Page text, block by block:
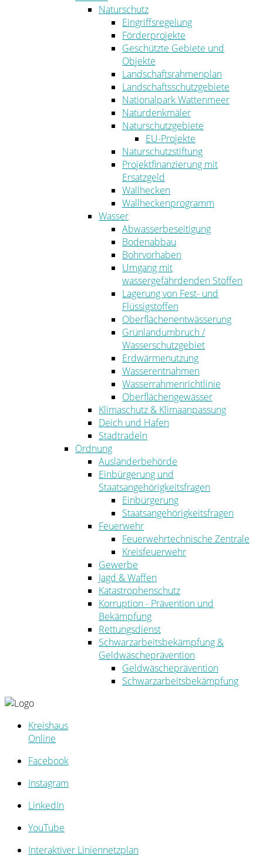
Naturschutz
Eingriffsregelung
Förderprojekte
Geschützte Gebiete und
Objekte
Landschaftsrahmenplan
Landschaftsschutzgebiete
Nationalpark Wattenmeer
Naturdenkmäler
Naturschutzgebiete
EU-Projekte
Naturschutzstiftung
Projektfinanzierung mit
Ersatzgeld
Wallhecken
Wallheckenprogramm
Wasser
Abwasserbeseitigung
Bodenabbau
Bohrvorhaben
Umgang mit
wassergefährdenden Stoffen
Lagerung von Fest- und
Flüssigstoffen
Oberflächenentwässerung
Grünlandumbruch /
Wasserschutzgebiet
Erdwärmenutzung
Wasserentnahmen
Wasserrahmenrichtlinie
Oberflächengewässer
Klimaschutz & Klimaanpassung
Deich und Hafen
Stadtradeln
Ordnung
Ausländerbehörde
Einbürgerung und
Staatsangehörigkeitsfragen
Einbürgerung
Staatsangehörigkeitsfragen
Feuerwehr
Feuerwehrtechnische Zentrale
Kreisfeuerwehr
Gewerbe
Jagd & Waffen
Katastrophenschutz
Korruption - Prävention und
Bekämpfung
Rettungsdienst
Schwarzarbeitsbekämpfung &
Geldwäscheprävention
Geldwäscheprävention
Schwarzarbeitsbekämpfung
Kreishaus
Online
Facebook
Instagram
LinkedIn
YouTube
Interaktiver Liniennetzplan